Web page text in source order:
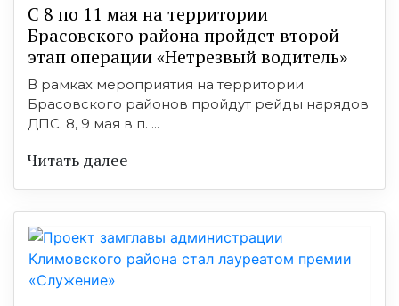
С 8 по 11 мая на территории
Брасовского района пройдет второй
этап операции «Нетрезвый водитель»
В рамках мероприятия на территории
Брасовского районов пройдут рейды нарядов
ДПС. 8, 9 мая в п. ...
Читать далее